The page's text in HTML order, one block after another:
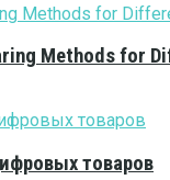
Methods for
товаров